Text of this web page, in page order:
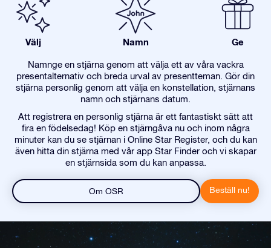
Välj Namn Ge
Namnge en stjärna genom att välja ett av våra vackra
presentalternativ och breda urval av presentteman. Gör din
stjärna personlig genom att välja en konstellation, stjärnans
namn och stjärnans datum.
Att registrera en personlig stjärna är ett fantastiskt sätt att
fira en födelsedag! Köp en stjärngåva nu och inom några
minuter kan du se stjärnan i Online Star Register, och du kan
även hitta din stjärna med vår app Star Finder och vi skapar
en stjärnsida som du kan anpassa.
Om OSR Beställ nu!